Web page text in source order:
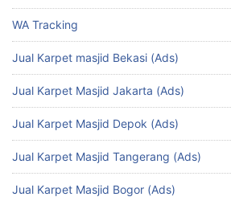
WA Tracking
Jual Karpet masjid Bekasi (Ads)
Jual Karpet Masjid Jakarta (Ads)
Jual Karpet Masjid Depok (Ads)
Jual Karpet Masjid Tangerang (Ads)
Jual Karpet Masjid Bogor (Ads)